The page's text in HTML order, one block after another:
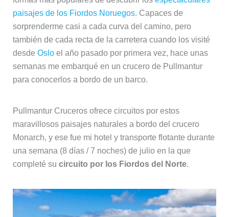
paisajes de los Fiordos Noruegos. Capaces de
sorprenderme casi a cada curva del camino, pero
también de cada recta de la carretera cuando los visité
desde Osloel año pasado por primera vez, hace unas
semanas me embarqué en un crucero de Pullmantur
para conocerlos a bordo de un barco.
Pullmantur Cruceros ofrece circuitos por estos
maravillosos paisajes naturales a bordo del crucero
Monarch, y ese fue mi hotel y transporte flotante durante
una semana (8 días / 7 noches) de julio en la que
completé su circuito por los Fiordos del Norte.